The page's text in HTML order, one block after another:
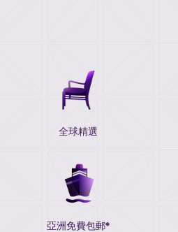
全球精選
亞洲免費包郵*